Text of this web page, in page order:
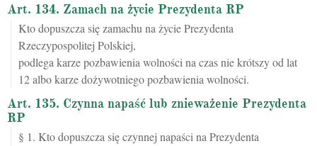
Art. 134. Zamach na życie Prezydenta RP
Kto dopuszcza się zamachu na życie Prezydenta
Rzeczypospolitej Polskiej,
podlega karze pozbawienia wolności na czas nie krótszy od lat
12 albo karze dożywotniego pozbawienia wolności.
Art. 135. Czynna napaść lub znieważenie Prezydenta
RP
§ 1. Kto dopuszcza się czynnej napaści na Prezydenta